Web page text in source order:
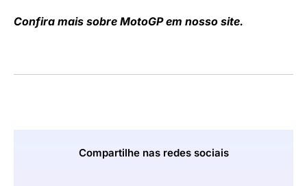
Confira mais sobre MotoGP em nosso site.
Compartilhe nas redes sociais